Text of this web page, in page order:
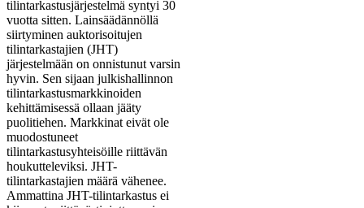
tilintarkastusjärjestelmä syntyi 30
vuotta sitten. Lainsäädännöllä
siirtyminen auktorisoitujen
tilintarkastajien (JHT)
järjestelmään on onnistunut varsin
hyvin. Sen sijaan julkishallinnon
tilintarkastusmarkkinoiden
kehittämisessä ollaan jääty
puolitiehen. Markkinat eivät ole
muodostuneet
tilintarkastusyhteisöille riittävän
houkutteleviksi. JHT-
tilintarkastajien määrä vähenee.
Ammattina JHT-tilintarkastus ei